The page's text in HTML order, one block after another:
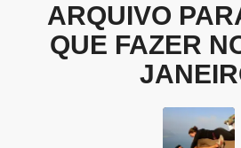
ARQUIVO
QUE FAZER